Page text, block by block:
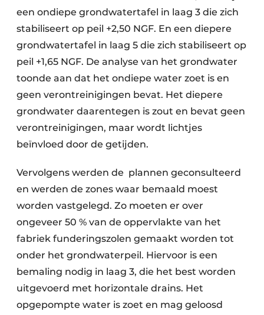
een ondiepe grondwatertafel in laag 3 die zich
stabiliseert op peil +2,50 NGF. En een diepere
grondwatertafel in laag 5 die zich stabiliseert op
peil +1,65 NGF. De analyse van het grondwater
toonde aan dat het ondiepe water zoet is en
geen verontreinigingen bevat. Het diepere
grondwater daarentegen is zout en bevat geen
verontreinigingen, maar wordt lichtjes
beïnvloed door de getijden.
Vervolgens werden de plannen geconsulteerd
en werden de zones waar bemaald moest
worden vastgelegd. Zo moeten er over
ongeveer 50 % van de oppervlakte van het
fabriek funderingszolen gemaakt worden tot
onder het grondwaterpeil. Hiervoor is een
bemaling nodig in laag 3, die het best worden
uitgevoerd met horizontale drains. Het
opgepompte water is zoet en mag geloosd